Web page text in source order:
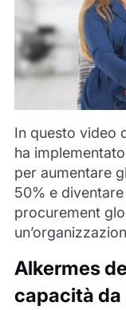
In questo video
ha
per aumentare
50% e
procurement
Alkermes
capacità da